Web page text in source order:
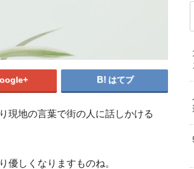
セネガル
ベナン共和国
デンマー
マークのビザ２２種類の特徴と
私がデンマ
デンマーク在住
デンマークに学ぶエネルギー
はてブ
現地の言葉で街の人に話しかける
優しくなりますものね。